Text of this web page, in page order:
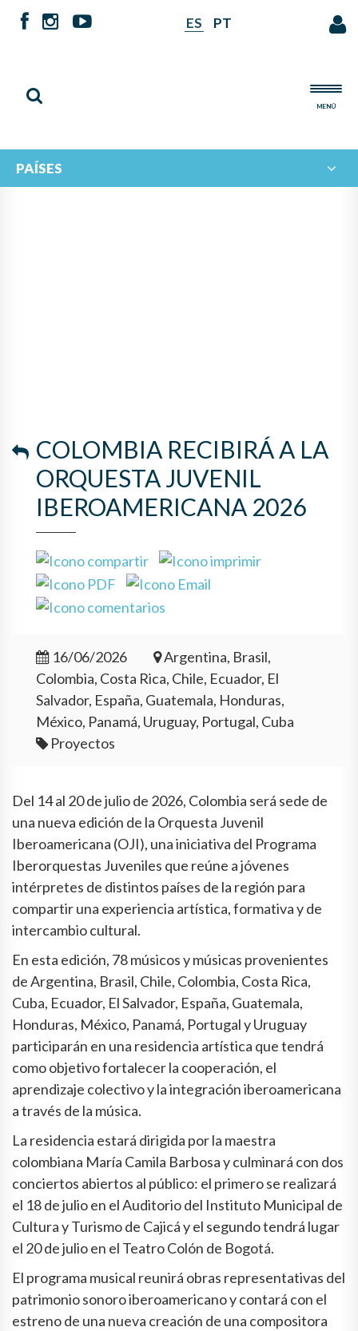
ES PT
MENÚ
PAÍSES
COLOMBIA RECIBIRÁ A LA
ORQUESTA JUVENIL
IBEROAMERICANA 2026
16/06/2026
Argentina, Brasil,
Colombia, Costa Rica, Chile, Ecuador, El
Salvador, España, Guatemala, Honduras,
México, Panamá, Uruguay, Portugal, Cuba
Proyectos
Del 14 al 20 de julio de 2026, Colombia será sede de
una nueva edición de la Orquesta Juvenil
Iberoamericana (OJI), una iniciativa del Programa
Iberorquestas Juveniles que reúne a jóvenes
intérpretes de distintos países de la región para
compartir una experiencia artística, formativa y de
intercambio cultural.
En esta edición, 78 músicos y músicas provenientes
de Argentina, Brasil, Chile, Colombia, Costa Rica,
Cuba, Ecuador, El Salvador, España, Guatemala,
Honduras, México, Panamá, Portugal y Uruguay
participarán en una residencia artística que tendrá
como objetivo fortalecer la cooperación, el
aprendizaje colectivo y la integración iberoamericana
a través de la música.
La residencia estará dirigida por la maestra
colombiana María Camila Barbosa y culminará con dos
conciertos abiertos al público: el primero se realizará
el 18 de julio en el Auditorio del Instituto Municipal de
Cultura y Turismo de Cajicá y el segundo tendrá lugar
el 20 de julio en el Teatro Colón de Bogotá.
El programa musical reunirá obras representativas del
patrimonio sonoro iberoamericano y contará con el
estreno de una nueva creación de una compositora